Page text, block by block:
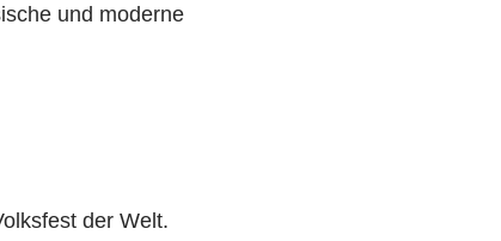
und moderne
der Welt.